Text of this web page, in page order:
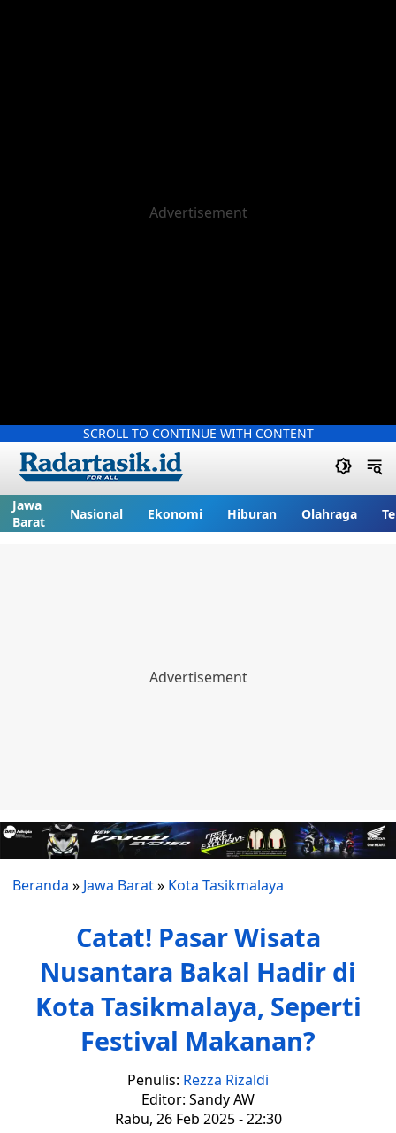
SCROLL TO CONTINUE WITH CONTENT
Jawa
Barat
Nasional Ekonomi Hiburan Olahraga
Beranda » Jawa Barat» Kota Tasikmalaya
Catat! Pasar Wisata
Nusantara Bakal Hadir di
Kota Tasikmalaya, Seperti
Festival Makanan?
Penulis: Rezza Rizaldi
Editor: Sandy AW
Rabu, 26 Feb 2025 - 22:30